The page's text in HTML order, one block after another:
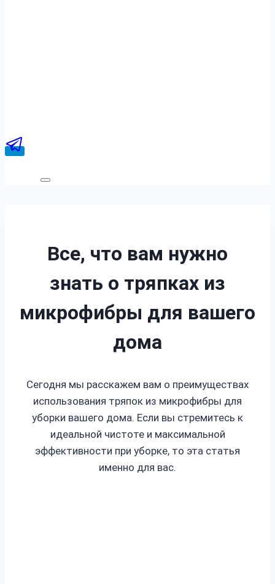
Все, что вам нужно
знать о тряпках из
микрофибры для вашего
дома
Сегодня мы расскажем вам о преимуществах
использования тряпок из микрофибры для
уборки вашего дома. Если вы стремитесь к
идеальной чистоте и максимальной
эффективности при уборке, то эта статья
именно для вас.